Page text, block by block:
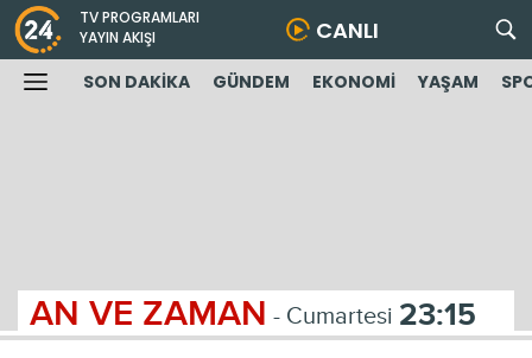
TV PROGRAMLARI
YAYIN AKIŞI
CANLI
SON DAKİKA GÜNDEM EKONOMİ YAŞAM
AN VE ZAMAN - Cumartesi 23:15